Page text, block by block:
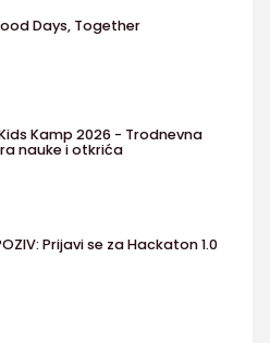
Days, Together
Kids Kamp 2026 - Trodnevna
nauke i otkrića
Prijavi se za Hackaton 1.0